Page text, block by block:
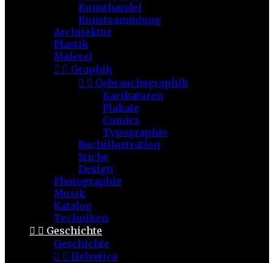
Kunsthandel
Kunstsammlung
Architektur
Plastik
Malerei
  Graphik
  Gebrauchsgraphik
Karikaturen
Plakate
Comics
Typographie
Buchillustration
Stiche
Design
Photographie
Musik
Katalog
Techniken
  Geschichte
Geschichte
  Helvetica